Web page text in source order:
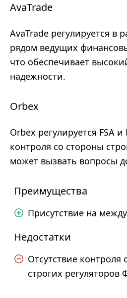
AvaTrade
AvaTrade регулируется в
рядом ведущих
что обеспечивает
надежности.
Orbex
Orbex регулируется FSA и
контроля со стороны
может вызвать вопросы
Преимущества
Присутствие на
Недостатки
Отсутствие контроля
строгих регуляторов